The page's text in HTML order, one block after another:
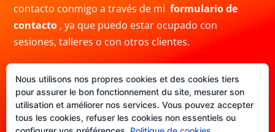
contacto conmigo a través de miformulario de
contacto , ya que puedo estar ocupado con
sesiones, talleres o con otros clientes.
También puedes contactarme por correo electrónico
ainfo@crisblas.como porWhatsAppal
+34691480780. Ten en cuenta que mi respuesta
puede demorar.
Nous utilisons nos propres cookies et des cookies tiers
pour assurer le bon fonctionnement du site, mesurer son
utilisation et améliorer nos services. Vous pouvez accepter
tous les cookies, refuser les cookies non essentiels ou